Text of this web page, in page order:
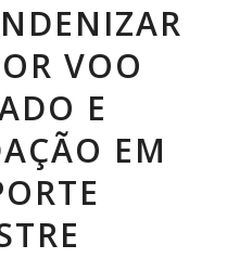
VOO
E
EM